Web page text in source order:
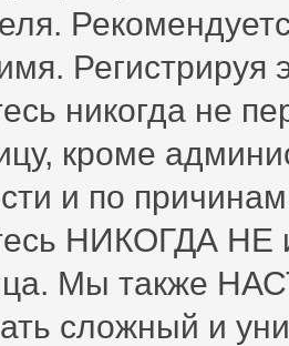
Регистрируя
никогда не
кроме
и по
НИКОГДА НЕ
Мы также
сложный и